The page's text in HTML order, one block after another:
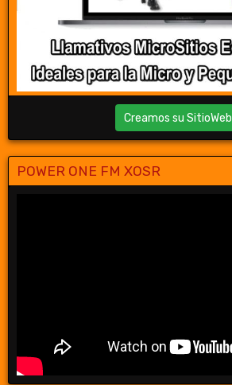
Creamos su SitioWeb
POWER ONE FM XOSR